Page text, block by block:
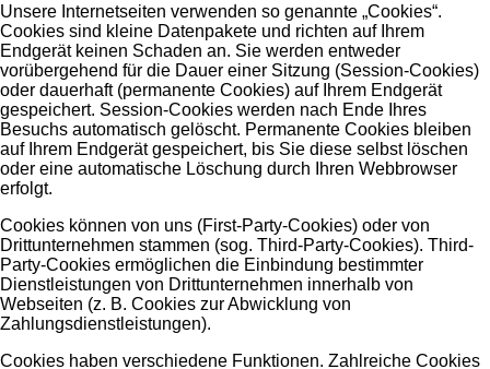
Unsere Internetseiten verwenden so genannte „Cookies“.
Cookies sind kleine Datenpakete und richten auf Ihrem
Endgerät keinen Schaden an. Sie werden entweder
vorübergehend für die Dauer einer Sitzung (Session-Cookies)
oder dauerhaft (permanente Cookies) auf Ihrem Endgerät
gespeichert. Session-Cookies werden nach Ende Ihres
Besuchs automatisch gelöscht. Permanente Cookies bleiben
auf Ihrem Endgerät gespeichert, bis Sie diese selbst löschen
oder eine automatische Löschung durch Ihren Webbrowser
erfolgt.
Cookies können von uns (First-Party-Cookies) oder von
Drittunternehmen stammen (sog. Third-Party-Cookies). Third-
Party-Cookies ermöglichen die Einbindung bestimmter
Dienstleistungen von Drittunternehmen innerhalb von
Webseiten (z. B. Cookies zur Abwicklung von
Zahlungsdienstleistungen).
Cookies haben verschiedene Funktionen. Zahlreiche Cookies